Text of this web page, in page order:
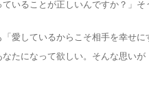
いることが正しいんですか？」
「愛しているからこそ相手を幸せ
たになって欲しい。そんな思い